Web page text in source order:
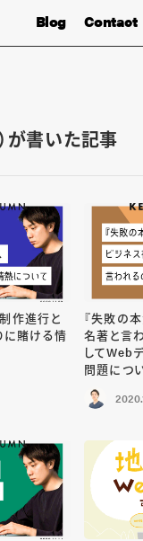
Contact
Blog
が書いた記事
作進行と
に賭ける情
『失敗の
名著と言
してWeb
問題につ